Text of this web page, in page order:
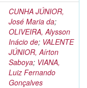
CUNHA JÚNIOR,
José Maria da;
OLIVEIRA, Alysson
Inácio de; VALENTE
JÚNIOR, Aírton
Saboya; VIANA,
Luiz Fernando
Gonçalves